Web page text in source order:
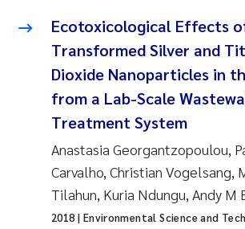
Ecotoxicological Effects
Transformed Silver and
Dioxide Nanoparticles in
from a Lab-Scale
Treatment System
Anastasia Georgantzopoulou,
Carvalho, Christian Vogelsang,
Tilahun, Kuria Ndungu, Andy M
2018 | Environmental Science and